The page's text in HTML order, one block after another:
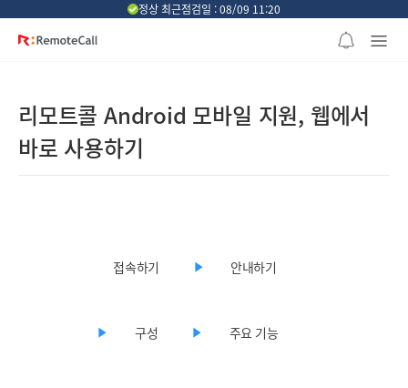
정상 최근점검일 : 08/09 11:20
리모트콜 Android 모바일 지원, 웹에서
바로 사용하기
접속하기 안내하기
구성 주요 기능